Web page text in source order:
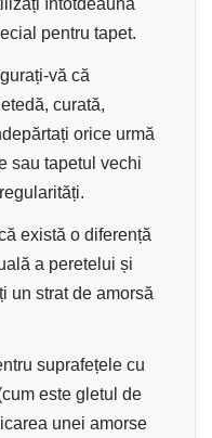
întotdeauna
pentru tapet.
vă că
curată,
orice urmă
sau tapetul vechi
există o diferență
a peretelui și
un strat de amorsă
suprafețele cu
este gletul de
unei amorse